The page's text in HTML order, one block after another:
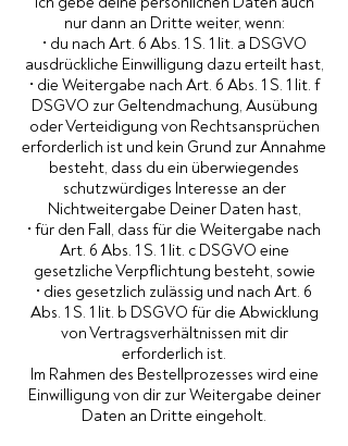
nur dann an Dritte weiter, wenn:
• du nach Art. 6 Abs. 1 S. 1 lit. a DSGVO
ausdrückliche Einwilligung dazu erteilt hast,
• die Weitergabe nach Art. 6 Abs. 1 S. 1 lit. f
DSGVO zur Geltendmachung, Ausübung
oder Verteidigung von Rechtsansprüchen
erforderlich ist und kein Grund zur Annahme
besteht, dass du ein überwiegendes
schutzwürdiges Interesse an der
Nichtweitergabe Deiner Daten hast,
• für den Fall, dass für die Weitergabe nach
Art. 6 Abs. 1 S. 1 lit. c DSGVO eine
gesetzliche Verpflichtung besteht, sowie
• dies gesetzlich zulässig und nach Art. 6
Abs. 1 S. 1 lit. b DSGVO für die Abwicklung
von Vertragsverhältnissen mit dir
erforderlich ist.
Im Rahmen des Bestellprozesses wird eine
Einwilligung von dir zur Weitergabe deiner
Daten an Dritte eingeholt.